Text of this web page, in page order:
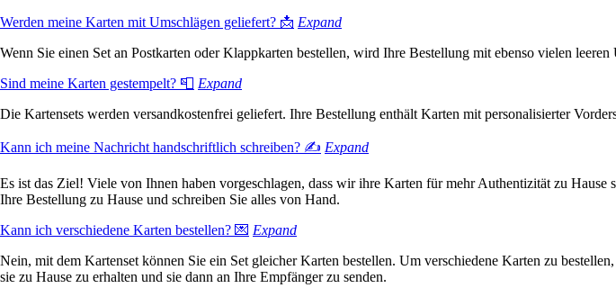
Werden meine Karten mit Umschlägen geliefert? 📩 Expand
Wenn Sie einen Set an Postkarten oder Klappkarten bestellen, wird Ihre Bestellung mit ebenso vielen
Sind meine Karten gestempelt? 📮 Expand
Die Kartensets werden versandkostenfrei geliefert. Ihre Bestellung enthält Karten mit personalisierter
Kann ich meine Nachricht handschriftlich schreiben? ✍️ Expand
Es ist das Ziel! Viele von Ihnen haben vorgeschlagen, dass wir ihre Karten für mehr Authentizität zu
Ihre Bestellung zu Hause und schreiben Sie alles von Hand.
Kann ich verschiedene Karten bestellen? 💌 Expand
Nein, mit dem Kartenset können Sie ein Set gleicher Karten bestellen. Um verschiedene Karten zu
sie zu Hause zu erhalten und sie dann an Ihre Empfänger zu senden.